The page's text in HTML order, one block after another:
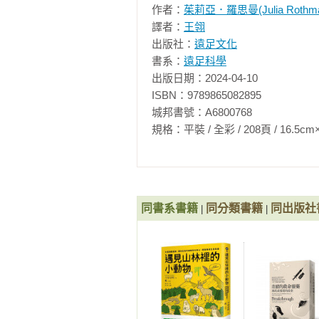
千奇百怪的章魚・鳥中的巨無霸・
乳動物・與眾不同的土豚・看看哪
龍・中國大鯢・墨西哥鈍口螈・紫
歡迎贊助！野生動物保育機構
作者： 茱莉亞．羅思曼(Julia
譯者： 王翎
出版社： 遠足文化
書系： 遠足科學
出版日期：2024-04-10
ISBN：9789865082895
城邦書號：A6800768
規格：平裝 / 全彩 / 208頁 /
同書系書籍 同分類書籍 同出版